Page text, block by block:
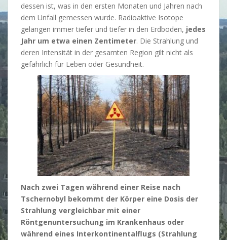
dessen ist, was in den ersten Monaten und Jahren nach
dem Unfall gemessen wurde. Radioaktive Isotope
gelangen immer tiefer und tiefer in den Erdboden, jedes
Jahr um etwa einen Zentimeter. Die Strahlung und
deren Intensität in der gesamten Region gilt nicht als
gefährlich für Leben oder Gesundheit.
Nach zwei Tagen während einer Reise nach
Tschernobyl bekommt der Körper eine Dosis der
Strahlung vergleichbar mit einer
Röntgenuntersuchung im Krankenhaus oder
während eines Interkontinentalflugs (Strahlung